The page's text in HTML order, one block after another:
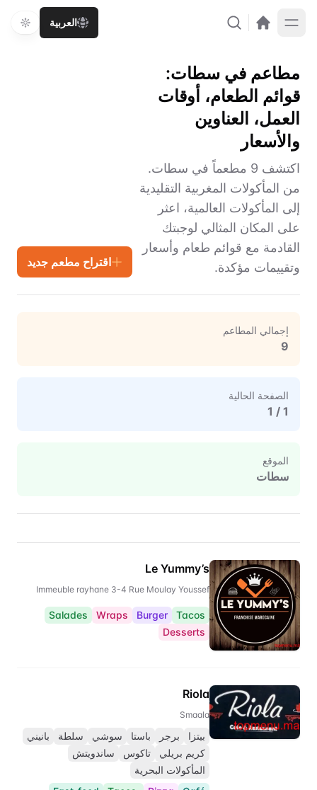
العربية
مطاعم في سطات:
قوائم الطعام، أوقات
العمل، العناوين
والأسعار
اكتشف 9 مطعماً في سطات.
من المأكولات المغربية التقليدية
إلى المأكولات العالمية، اعثر
على المكان المثالي لوجبتك
القادمة مع قوائم طعام وأسعار
وتقييمات مؤكدة.
اقتراح مطعم جديد
إجمالي المطاعم
9
الصفحة الحالية
1
/
1
الموقع
سطات
Le Yummy’s
Immeuble rayhane 3-4 Rue Moulay Youssef
Tacos
Burger
Wraps
Salades
Desserts
Riola
Smaala
بيتزا برجر باستا سوشي سلطة
بانيني
كريم بريلي
تاكوس
ساندويتش
المأكولات البحرية